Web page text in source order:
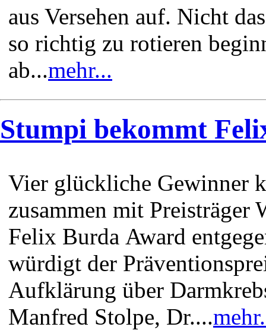
aus Versehen auf. Nicht
so richtig zu rotieren
ab...mehr...
Stumpi bekommt
Vier glückliche Gewinner
zusammen mit Preisträger
Felix Burda Award
würdigt der
Aufklärung über
Manfred Stolpe, Dr....